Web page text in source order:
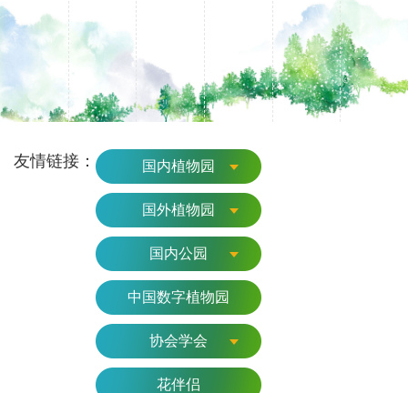
友情链接： 国内植物园
国外植物园
国内公园
中国数字植物园
协会学会
花伴侣